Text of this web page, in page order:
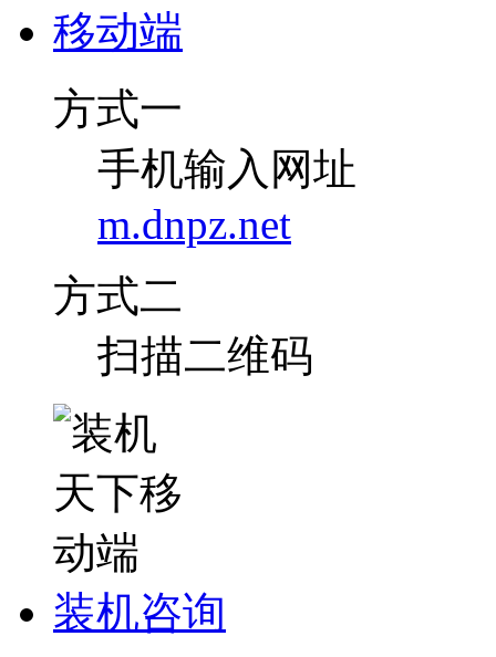
移动端
方式一
手机输入网址
m.dnpz.net
方式二
扫描二维码
装机咨询